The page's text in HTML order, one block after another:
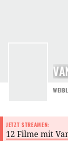
JETZT STREAMEN:
12 Filme mit